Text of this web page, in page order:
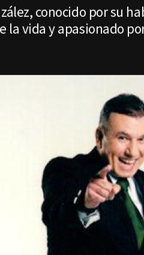
conocido por su
la vida y apasionado